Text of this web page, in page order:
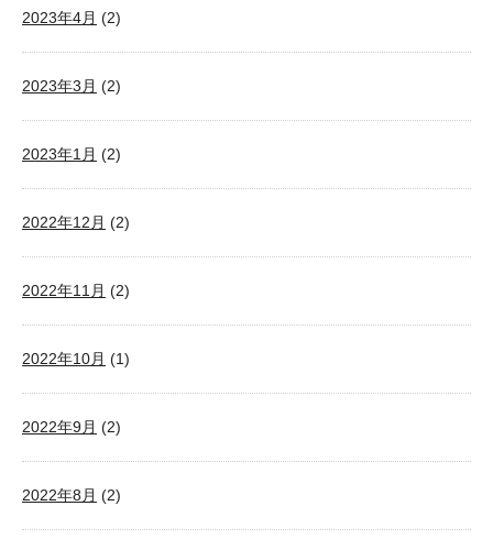
2023年4月 (2)
2023年3月 (2)
2023年1月 (2)
2022年12月 (2)
2022年11月 (2)
2022年10月 (1)
2022年9月 (2)
2022年8月 (2)